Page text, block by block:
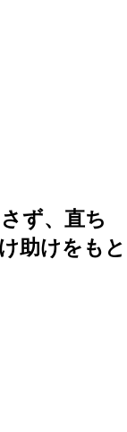
ず、直ち
助けをもと